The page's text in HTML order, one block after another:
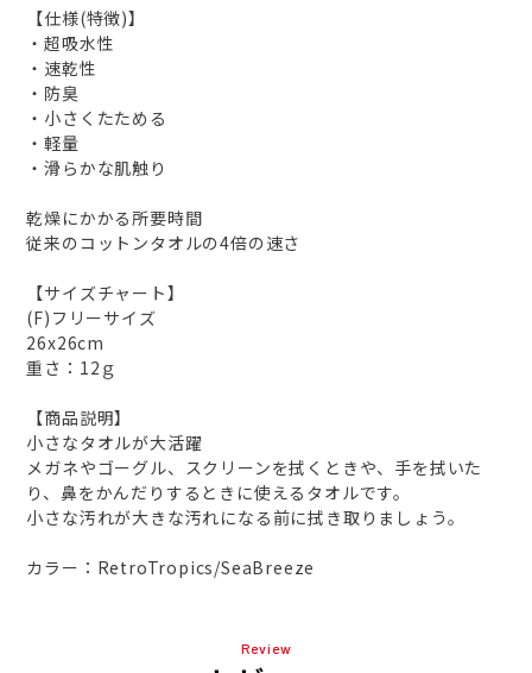
【仕様(特徴)】
・超吸水性
・速乾性
・防臭
・小さくたためる
・軽量
・滑らかな肌触り
乾燥にかかる所要時間
従来のコットンタオルの4倍の速さ
【サイズチャート】
(F)フリーサイズ
26x26cm
重さ：12ｇ
【商品説明】
小さなタオルが大活躍
メガネやゴーグル、スクリーンを拭くときや、手を拭いた
り、鼻をかんだりするときに使えるタオルです。
小さな汚れが大きな汚れになる前に拭き取りましょう。
カラー：RetroTropics/SeaBreeze
Review